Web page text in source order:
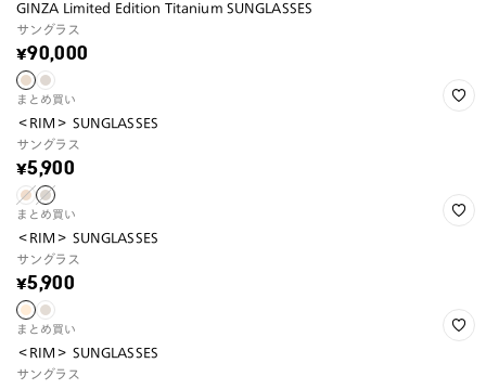
GINZA Limited Edition Titanium SUNGLASSES
サングラス
¥90,000
まとめ買い
＜RIM＞ SUNGLASSES
サングラス
¥5,900
まとめ買い
＜RIM＞ SUNGLASSES
サングラス
¥5,900
まとめ買い
＜RIM＞ SUNGLASSES
サングラス